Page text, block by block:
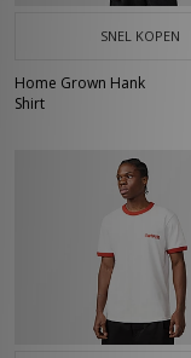
SNEL KOPEN
Home Grown Hank
Shirt